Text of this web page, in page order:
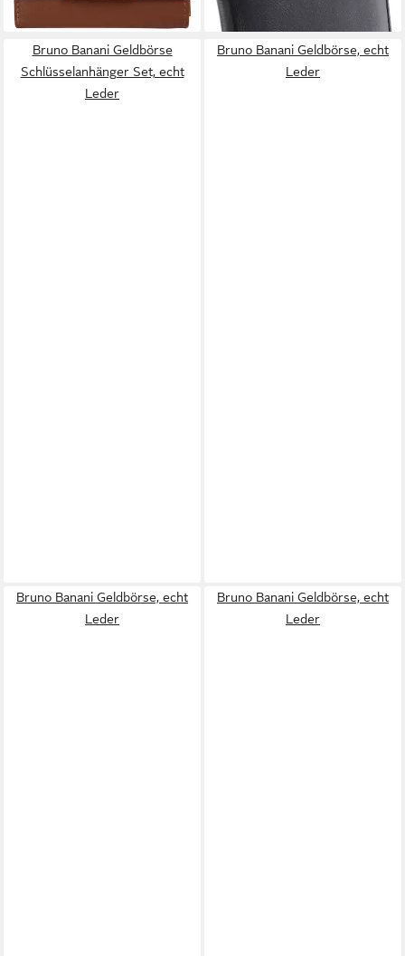
lieferbar - in 6-8 Werktagen bei dir
Bruno Banani Geldbörse
Schlüsselanhänger Set, echt
Leder
Bruno Banani Geldbörse, echt
Leder
Bruno Banani Geldbörse, echt
Leder
Bruno Banani Geldbörse, echt
Leder